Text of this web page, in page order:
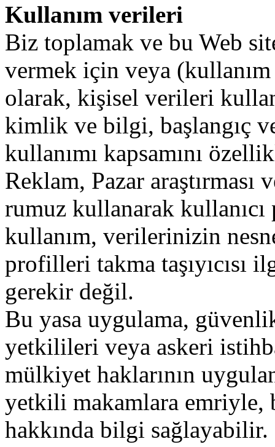
Kullanım verileri
Biz toplamak ve bu Web
vermek için veya (kullanım
olarak, kişisel verileri
kimlik ve bilgi, başlangıç
kullanımı kapsamını
Reklam, Pazar araştırması
rumuz kullanarak kullanıcı
kullanım, verilerinizin
profilleri takma taşıyıcısı
gerekir değil.
Bu yasa uygulama,
yetkilileri veya askeri
mülkiyet haklarının
yetkili makamlara emriyle,
hakkında bilgi sağlayabilir.